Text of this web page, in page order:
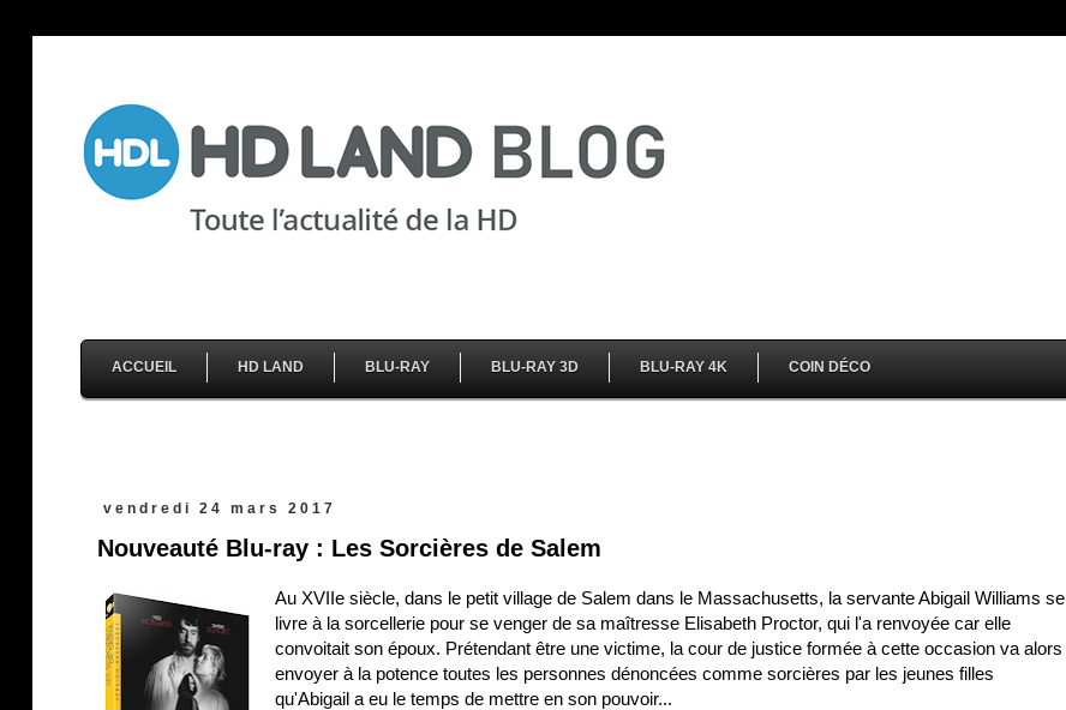
ACCUEIL HD LAND BLU-RAY BLU-RAY 3D BLU-RAY 4K COIN DÉCO
vendredi 24 mars 2017
Nouveauté Blu-ray : Les Sorcières de Salem
Au XVIIe siècle, dans le petit village de Salem dans le Massachusetts, la servante Abigail Williams se
livre à la sorcellerie pour se venger de sa maîtresse Elisabeth Proctor, qui l'a renvoyée car elle
convoitait son époux. Prétendant être une victime, la cour de justice formée à cette occasion va alors
envoyer à la potence toutes les personnes dénoncées comme sorcières par les jeunes filles
qu'Abigail a eu le temps de mettre en son pouvoir...